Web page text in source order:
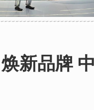
新品牌